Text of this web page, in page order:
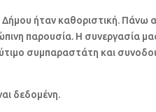
ήταν καθοριστική. Πάνω
παρουσία. Η συνεργασία
συμπαραστάτη και
δεδομένη.